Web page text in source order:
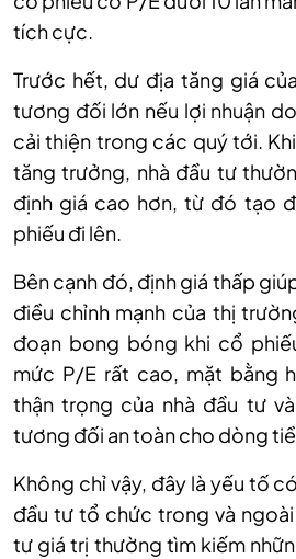
tích cực.
Trước hết, dư địa tăng giá
tương đối lớn nếu lợi nhuận
cải thiện trong các quý tới.
tăng trưởng, nhà đầu tư
định giá cao hơn, từ đó tạo
phiếu đi lên.
Bêncạnh đó, định giá thấp
điều chỉnh mạnh của thị
đoạn bong bóng khi cổ
mức P/E rất cao, mặt bằng
thận trọng của nhà đầu tư
tương đối an toàn cho dòng
Không chỉ vậy, đây là yếu tố
đầu tư tổ chức trong và
tư giá trị thường tìm kiếm